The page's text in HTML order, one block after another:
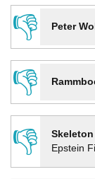
👎
Peter
👎
👎
Skeleton
Epstein